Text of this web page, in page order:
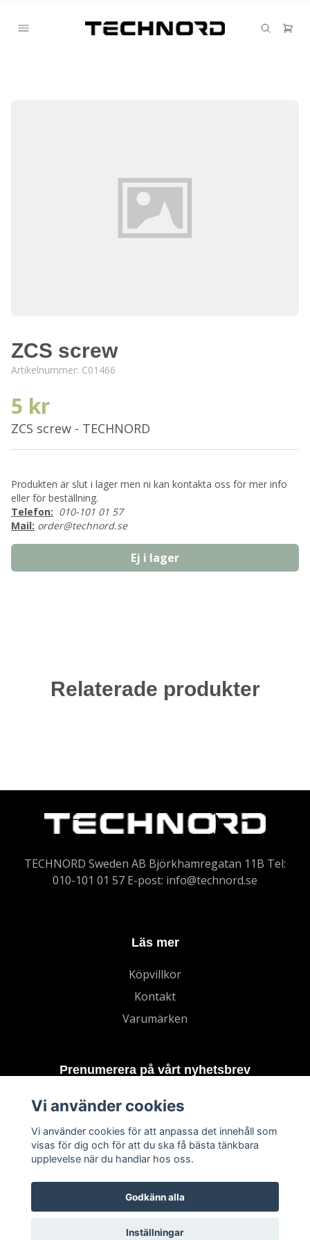
ZCS screw
Artikelnummer: C01466
5 kr
ZCS screw - TECHNORD
Produkten är slut i lager men ni kan kontakta oss för mer info
eller för beställning.
Telefon: 010-101 01 57
Mail: order@technord.se
Ej i lager
Relaterade produkter
TECHNORD Sweden AB Björkhamregatan 11B Tel:
010-101 01 57 E-post: info@technord.se
Läs mer
Köpvillkor
Kontakt
Varumärken
Prenumerera på vårt nyhetsbrev
Vi använder cookies
Vi använder cookies för att anpassa det innehåll som
visas för dig och för att du ska få bästa tänkbara
upplevelse när du handlar hos oss.
Godkänn alla
Inställningar